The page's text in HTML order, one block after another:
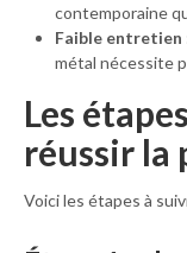
contemporaine
Faible entretien
métal nécessite
Les
réussir la
Voici les étapes à